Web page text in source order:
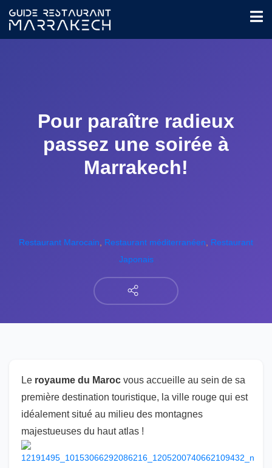
Pour paraître radieux
passez une soirée à
Marrakech!
Restaurant Marocain Restaurant méditerranéen
Restaurant
Japonais
Le royaume du Maroc vous accueille au sein de sa
première destination touristique, la ville rouge qui est
idéalement situé au milieu des montagnes
majestueuses du haut atlas !